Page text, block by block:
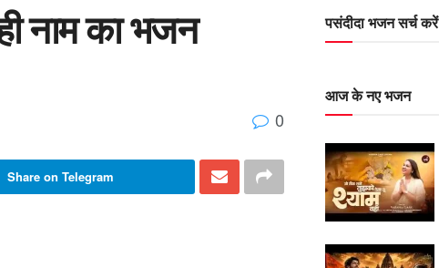
नाम का भजन
0
Share on Telegram
पसंदीदा भजन सर्च करें
आज के नए भजन